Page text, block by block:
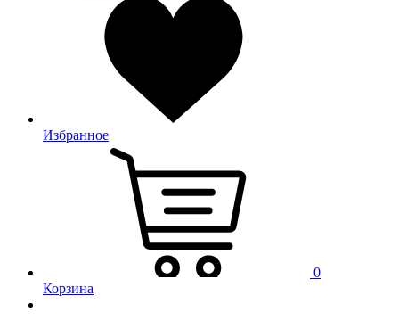
Избранное
0
Корзина